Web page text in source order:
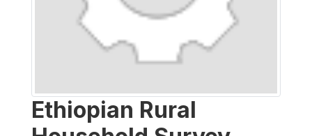
Ethiopian Rural